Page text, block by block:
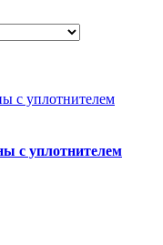
с уплотнителем